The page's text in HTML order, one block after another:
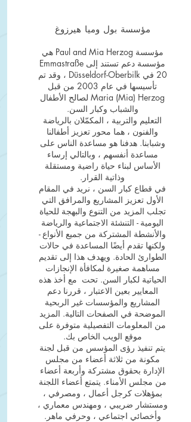
مؤسسة بول وميا هيرزوغ
مؤسسة Paul and Mia Herzog هي
مؤسسة دعم تستند إلى Emmastraße
20 في Düsseldorf-Oberbilk ، وقد تم
تأسيسها في عام 2003 من قبل
Maria (Mia) Herzog لصالح الأطفال
والشباب وكبار السن.
التعليم والتربية ، المكمّلان بالرياضة
والفنون ، هما محور تعزيز أطفالنا
وشبابنا. هدفنا هو مساعدة الناس على
مساعدة أنفسهم ، وبالتالي إرساء
الأساس لبناء حياة راضية ومستقلة
وذاتية القرار.
في قطاع كبار السن ، نريد في المقام
الأول تعزيز المشاريع والمرافق التي
تجلب المزيد من التنوع والبهجة للحياة
اليومية - التنشئة الاجتماعية والرياضة
والأنشطة المشتركة من جميع الأنواع -
ولكنها تقدم أيضًا المساعدة في حالات
الطوارئ الحادة. ويهدف هذا إلى تقديم
مساهمة صغيرة لمكافأة الإنجازات
الحياتية لكبار السن. تحت مع أخذ هذه
المعايير بعين الاعتبار ، قررنا دعم
المشاريع والمؤسسات غير الربحية
الموضحة في الصفحات التالية. المزيد
من المعلومات التفصيلية متوفرة على
موقع الويب الخاص بك.
يتم تنفيذ رؤى المؤسس من قبل لجنة
مكونة من ثلاثة أعضاء من مجلس
الإدارة بحقوق مشتركة وأربعة أعضاء
من مجلس الأمناء. يتمتع أعضاء اللجنة
بمؤهلات كرجل أعمال ، ومصرفي ،
ومستشار ضريبي ، ومهندس معماري ،
وأخصائي اجتماعي ، وحرفي ماهر.